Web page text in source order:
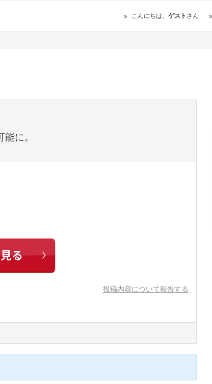
こんにちは、 ゲストさん
に。
投稿内容について報告する